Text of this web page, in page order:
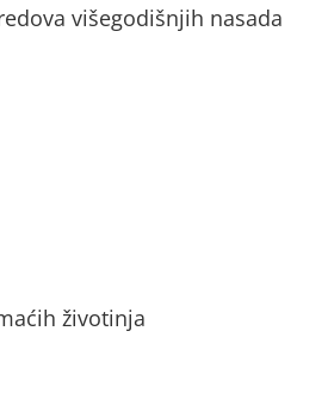
višegodišnjih nasada
životinja